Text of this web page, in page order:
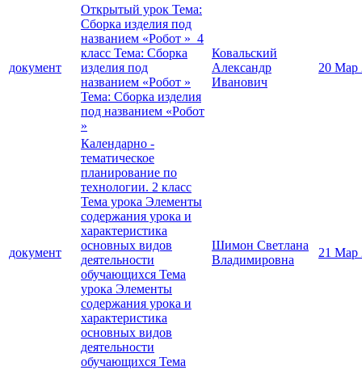
документ
Открытый урок Тема:
Сборка изделия под
названием «Робот » 4
класс Тема: Сборка
изделия под
названием «Робот »
Тема: Сборка изделия
под названием «Робот
»
Ковальский
Александр
Иванович
20 Мар
документ
Календарно -
тематическое
планирование по
технологии. 2 класс
Тема урока Элементы
содержания урока и
характеристика
основных видов
деятельности
обучающихся Тема
урока Элементы
содержания урока и
характеристика
основных видов
деятельности
обучающихся Тема
Шимон Светлана
Владимировна
21 Мар